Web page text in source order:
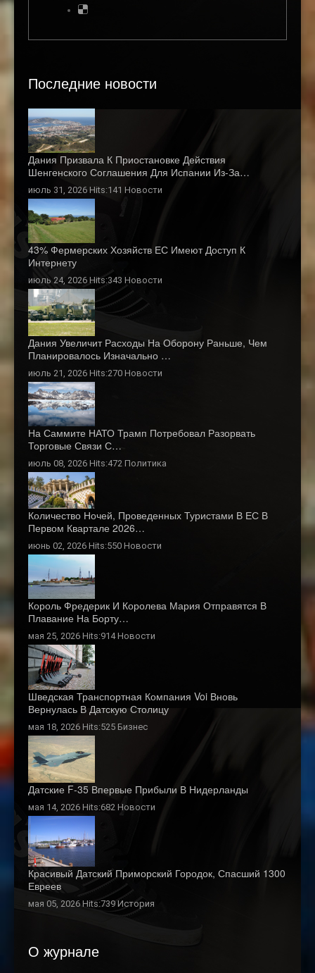
Последние новости
Дания Призвала К Приостановке Действия
Шенгенского Соглашения Для Испании Из-За…
июль 31, 2026 Hits:141 Новости
43% Фермерских Хозяйств ЕС Имеют Доступ К
Интернету
июль 24, 2026 Hits:343 Новости
Дания Увеличит Расходы На Оборону Раньше, Чем
Планировалось Изначально …
июль 21, 2026 Hits:270 Новости
На Саммите НАТО Трамп Потребовал Разорвать
Торговые Связи С…
июль 08, 2026 Hits:472 Политика
Количество Ночей, Проведенных Туристами В ЕС В
Первом Квартале 2026…
июнь 02, 2026 Hits:550 Новости
Король Фредерик И Королева Мария Отправятся В
Плавание На Борту…
мая 25, 2026 Hits:914Новости
Шведская Транспортная Компания Voi Вновь
Вернулась В Датскую Столицу
мая 18, 2026 Hits:525 Бизнес
Датские F-35 Впервые Прибыли В Нидерланды
мая 14, 2026 Hits:682 Новости
Красивый Датский Приморский Городок, Спасший 1300
Евреев
мая 05, 2026 Hits:739 История
О журнале